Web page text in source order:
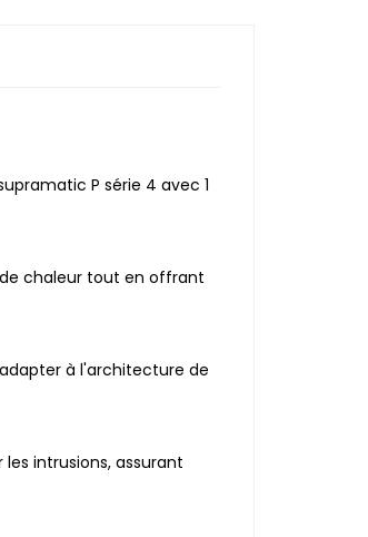
P série 4 avec 1
chaleur tout en offrant
à l'architecture de
intrusions, assurant